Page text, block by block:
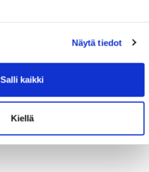
Näytä tiedot
Salli kaikki
Kiellä